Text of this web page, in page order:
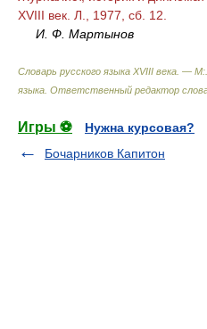
XVIII век. Л., 1977, сб. 12.
И. Ф. Мартынов
Словарь русского языка XVIII века. —
языка Ответственный редактор
Игры ⚽
Нужна курсовая?
Бочарников Капитон